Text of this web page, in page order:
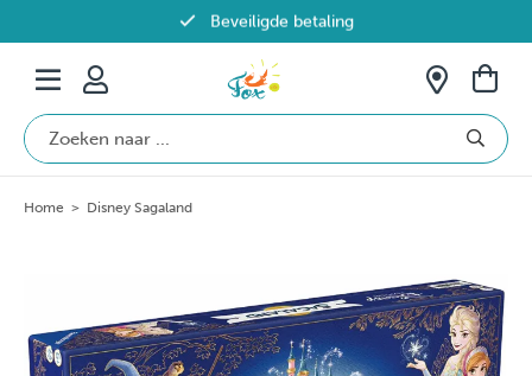
Beveiligde betaling
Gratis verzending vanaf €69 in België
Home > Disney Sagaland